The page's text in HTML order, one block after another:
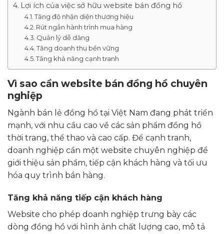
Lợi ích của việc sở hữu website bán đồng hồ
Tăng độ nhận diện thương hiệu
Rút ngắn hành trình mua hàng
Quản lý dễ dàng
Tăng doanh thu bền vững
Tăng khả năng cạnh tranh
Vì sao cần website bán đồng hồ chuyên
nghiệp
Ngành bán lẻ đồng hồ tại Việt Nam đang phát triển
mạnh, với nhu cầu cao về các sản phẩm đồng hồ
thời trang, thể thao và cao cấp. Để cạnh tranh,
doanh nghiệp cần một website chuyên nghiệp để
giới thiệu sản phẩm, tiếp cận khách hàng và tối ưu
hóa quy trình bán hàng.
Tăng khả năng tiếp cận khách hàng
Website cho phép doanh nghiệp trưng bày các
dòng đồng hồ với hình ảnh chất lượng cao, mô tả